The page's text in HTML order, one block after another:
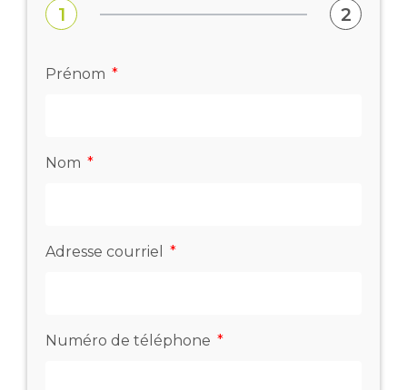
1 2
Prénom
Nom
Adresse courriel
Numéro de téléphone